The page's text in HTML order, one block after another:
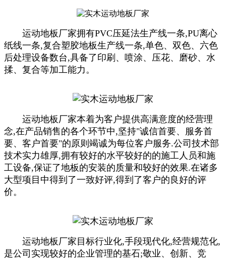
运动地板厂家拥有PVC压延法生产线一条,PU离心
纸线一条,复合塑胶地板生产线一条,单色、双色、六色
后处理设备数台,具备了印刷、喷涂、压花、磨砂、水
揉、复合等加工能力。
运动地板厂家本着为客户提供高满意度的经营理
念,在产品销售的各个环节中,坚持"诚信首要、服务首
要、客户首要"的原则竭诚为每位客户服务.公司技术部
技术实力雄厚,拥有较好的水平较好的的施工人员和施
工设备,保证了地板的安装的质量和较好的效果.在诸多
大型项目中得到了一致好评,得到了客户的良好的评
价。
运动地板厂家目标行业化,手段现代化,经营规范化,
是公司实现较好的企业管理的基石;敬业、创新、竞